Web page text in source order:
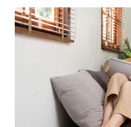
Bekijk
grotere
afbeelding